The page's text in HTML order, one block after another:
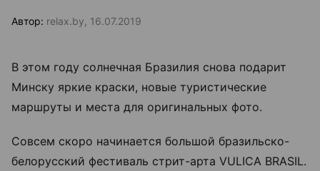
Автор: relax.by, 16.07.2019
В этом году солнечная Бразилия снова подарит
Минску яркие краски, новые туристические
маршруты и места для оригинальных фото.
Совсем скоро начинается большой бразильско-
белорусский фестиваль стрит-арта VULICA BRASIL.